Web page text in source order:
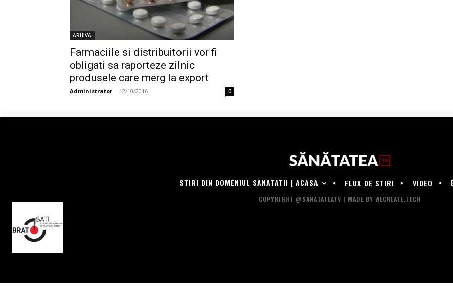
ARHIVA
Farmaciile si distribuitorii vor fi
obligati sa raporteze zilnic
produsele care merg la export
Administrator - 12/10/2016 0
STIRI DIN DOMENIUL SANATATII | ACASA FLUX DE STIRI VIDEO
COPYRIGHT @SANATATEATV | MADE BY WECREATE.TECH